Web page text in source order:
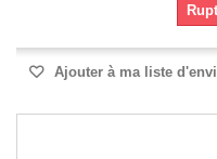
Ajouter à ma liste